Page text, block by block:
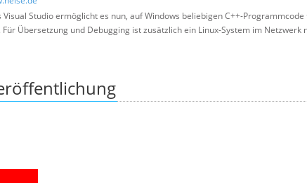
Visual Studio ermöglicht es nun, auf Windows beliebigen C++-Programmcode
Übersetzung und Debugging ist zusätzlich ein Linux-System im Netzwerk